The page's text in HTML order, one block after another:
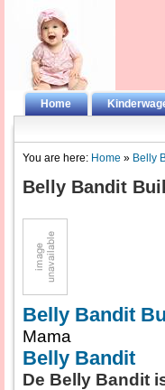
Home
You are here: Home » Belly
Belly Bandit
Belly Bandit
Mama
Belly Bandit
De Belly Bandit